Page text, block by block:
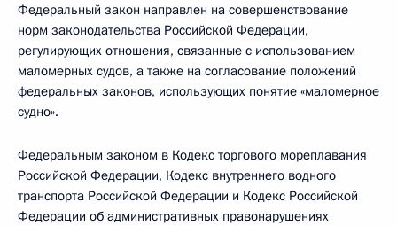
Федеральный закон направлен на совершенствование
норм законодательства Российской Федерации,
регулирующих отношения, связанные с использованием
маломерных судов, а также на согласование положений
федеральных законов, использующих понятие «маломерное
судно».
Федеральным законом в Кодекс торгового мореплавания
Российской Федерации, Кодекс внутреннего водного
транспорта Российской Федерации и Кодекс Российской
Федерации об административных правонарушениях